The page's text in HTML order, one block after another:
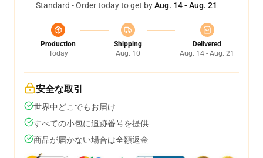
Standard - Order today to get byAug. 14 - Aug. 21
Production
Today
Shipping
Aug. 10
Delivered
Aug. 14 - Aug. 21
安全な取引
世界中どこでもお届け
すべての小包に追跡番号を提供
商品が届かない場合は全額返金